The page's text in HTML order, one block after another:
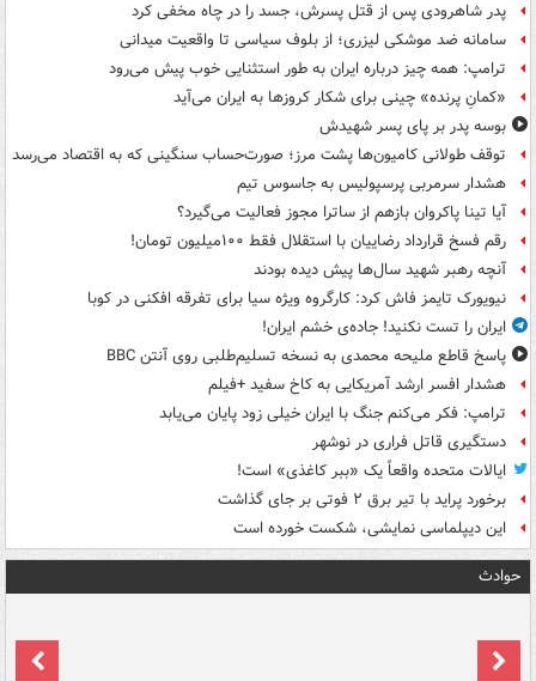
پدر شاهرودی پس از قتل پسرش، جسد را در چاه مخفی کرد
سامانه ضد موشکی لیزری؛ از بلوف سیاسی تا واقعیت میدانی
ترامپ: همه چیز درباره ایران به طور استثنایی خوب پیش می‌رود
«کمانِ پرنده» چینی برای شکار کروزها به ایران می‌آید
بوسه‌ پدر بر پای پسر شهیدش
توقف طولانی کامیون‌ها پشت مرز؛ صورت‌حساب سنگینی که به اقتصاد می‌رسد
هشدار سرمربی پرسپولیس به جاسوس تیم
آیا تینا پاکروان بازهم از ساترا مجوز فعالیت می‌گیرد؟
رقم فسخ قرارداد رضاییان با استقلال فقط ۱۰۰میلیون تومان!
آنچه رهبر شهید سال‌ها پیش دیده بودند
نیویورک تایمز فاش کرد: کارگروه ویژه سیا برای تفرقه افکنی در کوبا
ایران را تست نکنید! جاده‌ی خشم ایران!
پاسخ قاطع ملیحه محمدی به نسخه تسلیم‌طلبی روی آنتن BBC
هشدار افسر ارشد آمریکایی به کاخ سفید +فیلم
ترامپ: فکر می‌کنم جنگ با ایران خیلی زود پایان می‌یابد
دستگیری قاتل فراری در نوشهر
ایالات متحده واقعاً یک «ببر کاغذی» است!
برخورد پراید با تیر برق ۲ فوتی بر جای گذاشت
این دیپلماسی نمایشی، شکست خورده است
حوادث